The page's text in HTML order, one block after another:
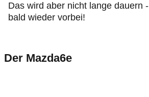
Das wird aber nicht lange dauern
bald wieder vorbei!
Der Mazda6e